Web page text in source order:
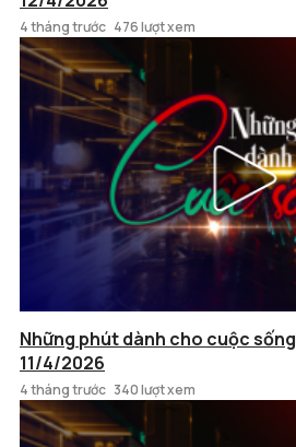
4 tháng trước 476 lượt xem
Những phút dành cho cuộc
11/4/2026
4 tháng trước 340 lượt xem